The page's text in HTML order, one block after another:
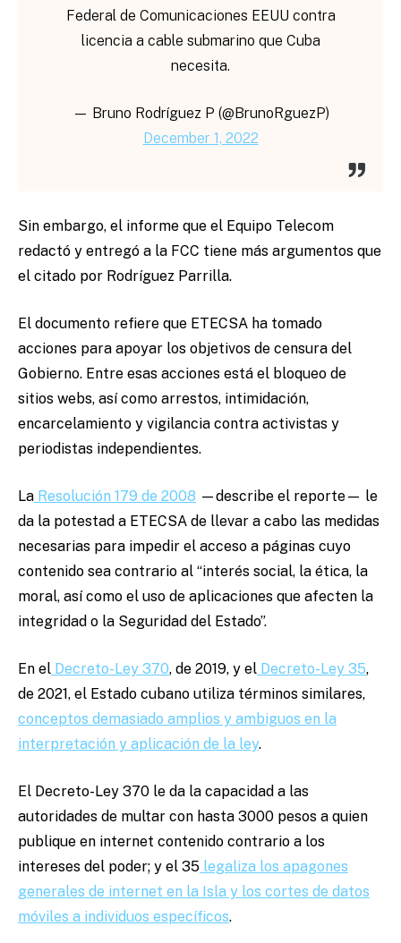
Federal de Comunicaciones EEUU contra
licencia a cable submarino que Cuba
necesita.
— Bruno Rodríguez P (@BrunoRguezP)
December 1, 2022
Sin embargo, el informe que el Equipo Telecom
redactó y entregó a la FCC tiene más argumentos que
el citado por Rodríguez Parrilla.
El documento refiere que ETECSA ha tomado
acciones para apoyar los objetivos de censura del
Gobierno. Entre esas acciones está el bloqueo de
sitios webs, así como arrestos, intimidación,
encarcelamiento y vigilancia contra activistas y
periodistas independientes.
La Resolución 179 de 2008 —describe el reporte— le
da la potestad a ETECSA de llevar a cabo las medidas
necesarias para impedir el acceso a páginas cuyo
contenido sea contrario al “interés social, la ética, la
moral, así como el uso de aplicaciones que afecten la
integridad o la Seguridad del Estado”.
En el Decreto-Ley 370, de 2019, y el Decreto-Ley 35,
de 2021, el Estado cubano utiliza términos similares,
conceptos demasiado amplios y ambiguos en la
interpretación y aplicación de la ley.
El Decreto-Ley 370 le da la capacidad a las
autoridades de multar con hasta 3000 pesos a quien
publique en internet contenido contrario a los
intereses del poder; y el 35 legaliza los apagones
generales de internet en la Isla y los cortes de datos
móviles a individuos específicos.